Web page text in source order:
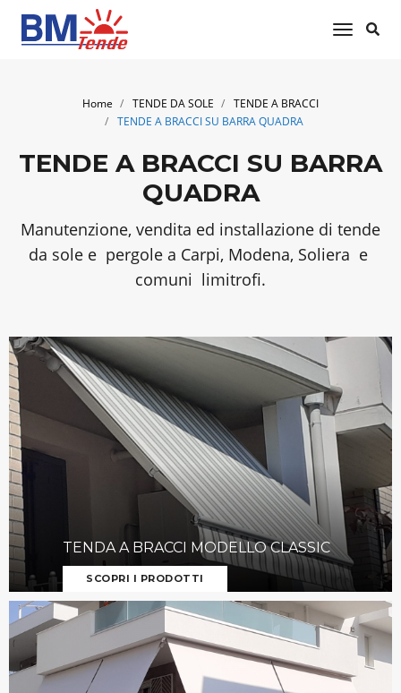
toggle
Home TENDE DA SOLE
TENDE A BRACCI
TENDE A BRACCI SU BARRA QUADRA
TENDE A BRACCI SU BARRA
QUADRA
Manutenzione, vendita ed installazione di tende
da sole e pergole a Carpi, Modena, Soliera e
comuni limitrofi.
TENDA A BRACCI MODELLO CLASSIC
SCOPRI I PRODOTTI